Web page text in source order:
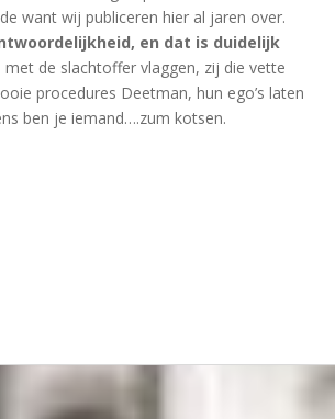
want wij publiceren hier al jaren over.
en dat is duidelijk
de slachtoffer vlaggen, zij die vette
procedures Deetman, hun ego’s laten
ben je iemand….zum kotsen.